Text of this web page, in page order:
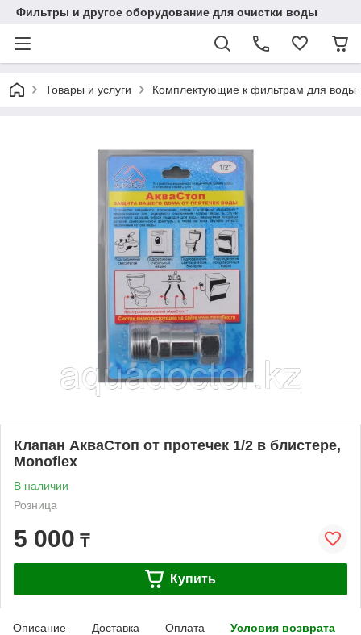
Фильтры и другое оборудование для очистки воды
Товары и услуги Комплектующие к фильтрам для воды
Клапан АкваСтоп от протечек 1/2 в блистере,
Monoflex
В наличии
Розница
5 000 ₸
Купить
Описание Доставка Оплата Условия возврата